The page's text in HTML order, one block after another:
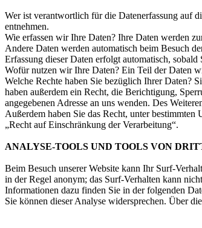
Wer ist verantwortlich für die Datenerfassung auf
entnehmen.
Wie erfassen wir Ihre Daten? Ihre Daten werden
Andere Daten werden automatisch beim Besuch
Erfassung dieser Daten erfolgt automatisch, sobald
Wofür nutzen wir Ihre Daten? Ein Teil der Daten
Welche Rechte haben Sie bezüglich Ihrer Daten?
haben außerdem ein Recht, die Berichtigung,
angegebenen Adresse an uns wenden. Des
Außerdem haben Sie das Recht, unter
„Recht auf Einschränkung der Verarbeitung“.
ANALYSE-TOOLS UND TOOLS VON
Beim Besuch unserer Website kann Ihr Surf-
in der Regel anonym; das Surf-Verhalten kann
Informationen dazu finden Sie in der folgenden
Sie können dieser Analyse widersprechen. Über